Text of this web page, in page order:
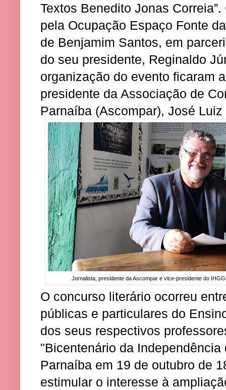
Textos Benedito Jonas
pela Ocupação Espaço Fonte
de Benjamim Santos, em
do seu presidente, Reginaldo
organização do evento ficaram
presidente da Associação de
Parnaíba (Ascompar), José
Jornalista, presidente da Ascompar e vice-presidente do
O concurso literário ocorreu
públicas e particulares do
dos seus respectivos
"Bicentenário da
Parnaíba em 19 de outubro de
estimular o interesse à